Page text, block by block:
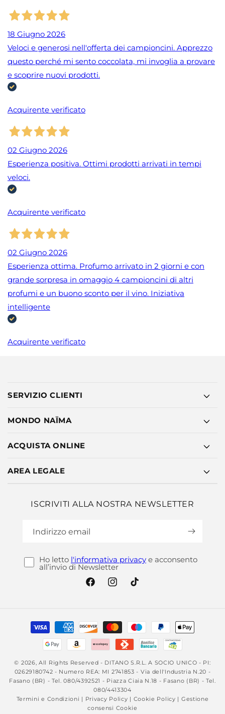
18 Giugno 2026
Veloci e generosi nell'offerta dei campioncini. Apprezzo
questo perché mi sento coccolata, mi invoglia a provare
e scoprire nuovi prodotti.
Acquirente verificato
02 Giugno 2026
Esperienza positiva. Ottimi prodotti arrivati in tempi
veloci.
Acquirente verificato
02 Giugno 2026
Esperienza ottima. Profumo arrivato in 2 giorni e con
grande sorpresa in omaggio 4 campioncini di altri
profumi e un buono sconto per il vino. Iniziativa
intelligente
Acquirente verificato
SERVIZIO CLIENTI
MONDO NAÏMA
ACQUISTA ONLINE
AREA LEGALE
ISCRIVITI ALLA NOSTRA NEWSLETTER
Indirizzo email
Ho letto l'informativa privacy e acconsento
all’invio di Newsletter
FacebookInstagram
TikTok
Metodi
pagamento
© 2026, All Rights Reserved - DITANO S.R.L. A SOCIO UNICO - PI:
02629180742 - Numero REA: MI 2741853 - Via dell'Industria N.20 -
Fasano (BR) - Tel. 080/4392521 - Piazza Ciaia N.18 - Fasano (BR) - Tel.
080/4413304
Termini e Condizioni | Privacy Policy | Cookie Policy | Gestione
consensi Cookie